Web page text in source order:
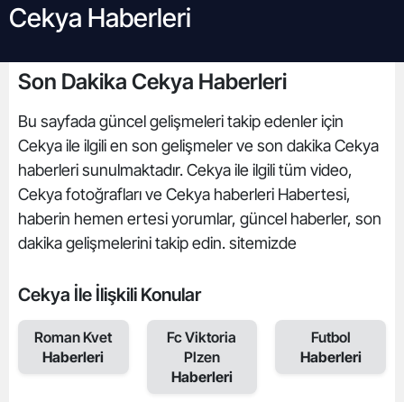
Cekya Haberleri
Son Dakika Cekya Haberleri
Bu sayfada güncel gelişmeleri takip edenler için
Cekya ile ilgili en son gelişmeler ve son dakika Cekya
haberleri sunulmaktadır. Cekya ile ilgili tüm video,
Cekya fotoğrafları ve Cekya haberleri Habertesi,
haberin hemen ertesi yorumlar, güncel haberler, son
dakika gelişmelerini takip edin. sitemizde
Cekya İle İlişkili Konular
Roman Kvet
Haberleri
Fc Viktoria
Plzen
Haberleri
Futbol
Haberleri